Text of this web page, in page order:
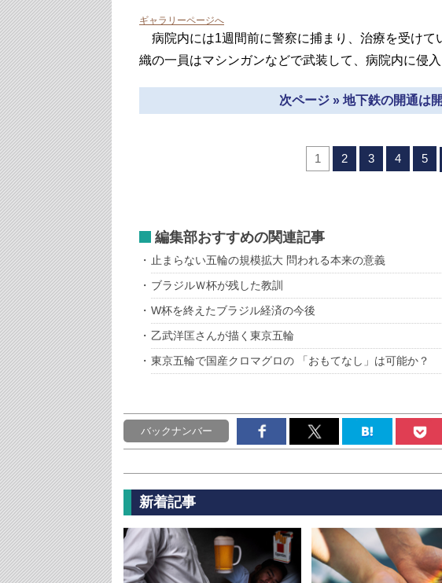
ギャラリーページへ
病院内には1週間前に警察に捕まり、治療を受けて
織の一員はマシンガンなどで武装して、病院内に侵
次ページ » 地下鉄の開通は
1 2 3 4 5
編集部おすすめの関連記事
止まらない五輪の規模拡大 問われる本来の意義
ブラジルＷ杯が残した教訓
W杯を終えたブラジル経済の今後
乙武洋匡さんが描く東京五輪
東京五輪で国産クロマグロの 「おもてなし」は可能か？
バックナンバー
新着記事